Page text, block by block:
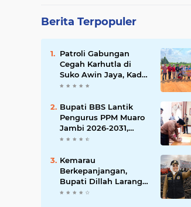
Berita Terpopuler
Patroli Gabungan
Cegah Karhutla di
Suko Awin Jaya, Kades
Idawati Gandeng PT
Bupati BBS Lantik
Pengurus PPM Muaro
Jambi 2026-2031,
Dorong Pemuda Jadi
Kemarau
Berkepanjangan,
Bupati Dillah Larang
Camat Tinggalkan